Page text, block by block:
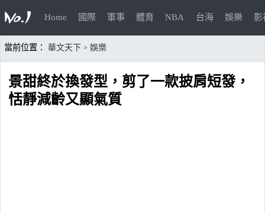
Home 國際 軍事 體育 NBA 台海 娛樂 影
當前位置： 華文天下 > 娛樂
景甜終於換發型，剪了一款披肩短發，
恬靜減齡又顯氣質